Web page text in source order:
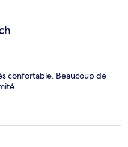
confortable. Beaucoup de